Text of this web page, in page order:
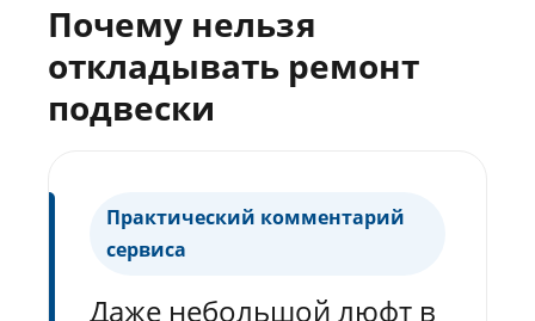
Почему нельзя
откладывать ремонт
подвески
Практический комментарий
сервиса
Даже небольшой люфт в